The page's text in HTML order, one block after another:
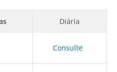
Diária
Consulte